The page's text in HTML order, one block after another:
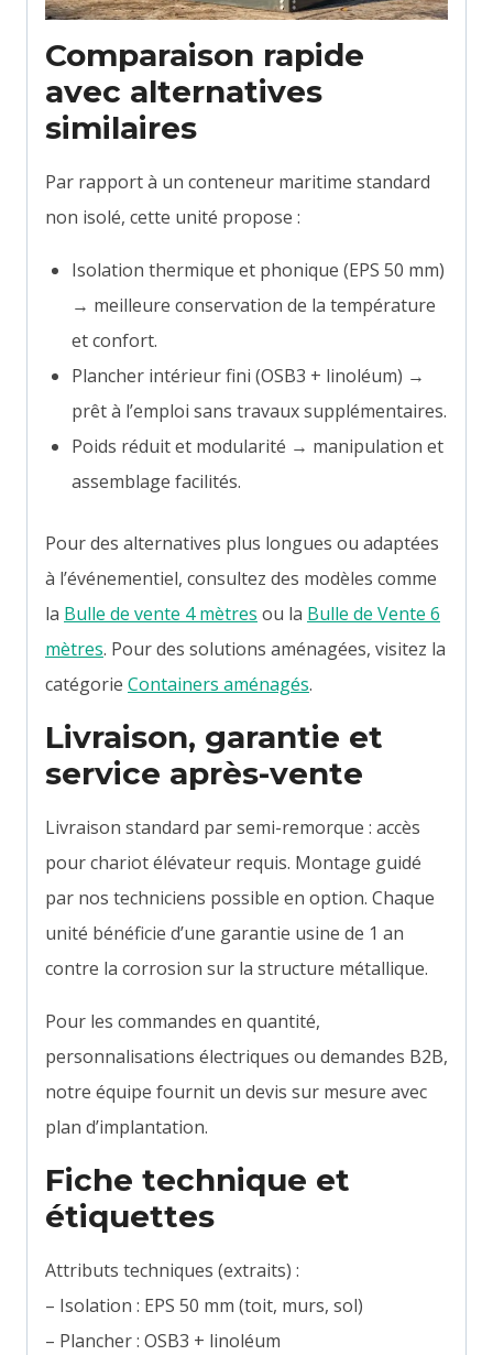
Comparaison rapide
avec alternatives
similaires
Par rapport à un conteneur maritime standard
non isolé, cette unité propose :
Isolation thermique et phonique (EPS 50 mm)
→ meilleure conservation de la température
et confort.
Plancher intérieur fini (OSB3 + linoléum) →
prêt à l’emploi sans travaux supplémentaires.
Poids réduit et modularité → manipulation et
assemblage facilités.
Pour des alternatives plus longues ou adaptées
à l’événementiel, consultez des modèles comme
la Bulle de vente 4 mètres ou la Bulle de Vente 6
mètres. Pour des solutions aménagées, visitez la
catégorie Containers aménagés.
Livraison, garantie et
service après-vente
Livraison standard par semi-remorque : accès
pour chariot élévateur requis. Montage guidé
par nos techniciens possible en option. Chaque
unité bénéficie d’une garantie usine de 1 an
contre la corrosion sur la structure métallique.
Pour les commandes en quantité,
personnalisations électriques ou demandes B2B,
notre équipe fournit un devis sur mesure avec
plan d’implantation.
Fiche technique et
étiquettes
Attributs techniques (extraits) :
– Isolation : EPS 50 mm (toit, murs, sol)
– Plancher : OSB3 + linoléum